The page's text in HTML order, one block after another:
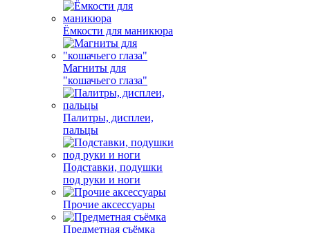
Ёмкости для маникюра
Магниты для
"кошачьего глаза"
Палитры, дисплеи,
пальцы
Подставки, подушки
под руки и ноги
Прочие аксессуары
Предметная съёмка